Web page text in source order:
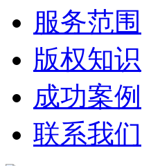
服务范围
版权知识
成功案例
联系我们